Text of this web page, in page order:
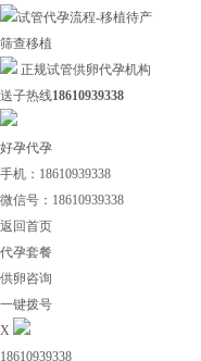
筛查移植
正规试管供卵代孕机构
送子热线18610939338
好孕代孕
手机：18610939338
微信号：18610939338
返回首页
代孕套餐
供卵咨询
一键拨号
X
18610939338